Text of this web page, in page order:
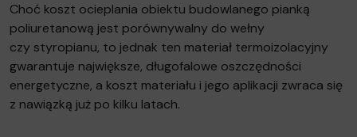
Choć koszt ocieplania obiektu budowlanego pianką
poliuretanową jest porównywalny do wełny
czy styropianu, to jednak ten materiał termoizolacyjny
gwarantuje największe, długofalowe oszczędności
energetyczne, a koszt materiału i jego aplikacji zwraca się
z nawiązką już po kilku latach.